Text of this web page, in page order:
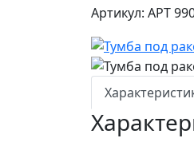
Артикул: АРТ